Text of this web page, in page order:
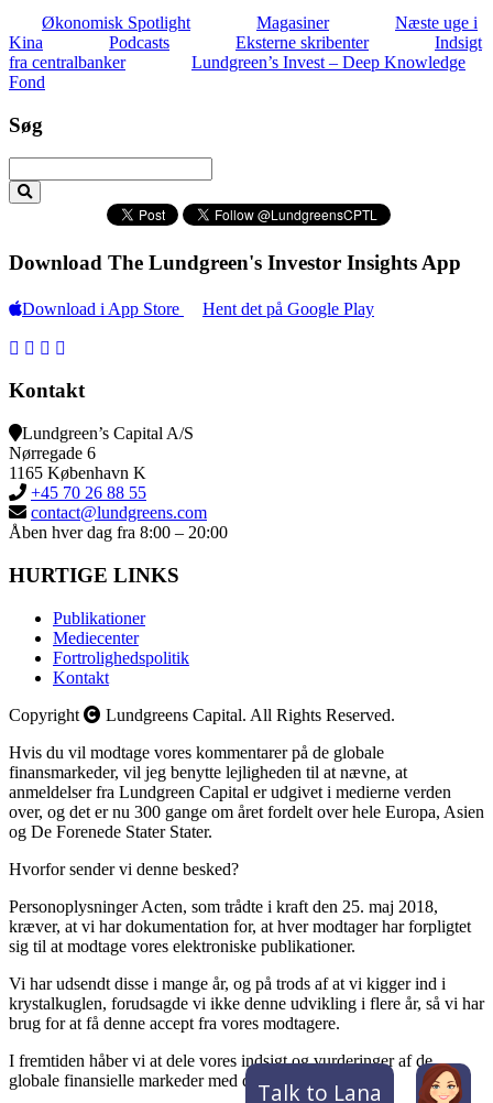
Talk to Lana
Økonomisk Spotlight Magasiner
Næste uge i
Kina
Podcasts Eksterne skribenter
Indsigt
fra centralbanker
Lundgreen’s Invest – Deep Knowledge
Fond
Søg
Download The Lundgreen's Investor Insights App
Download i App Store Hent det på Google Play
Kontakt
Lundgreen’s Capital A/S
Nørregade 6
1165 København K
+45 70 26 88 55
contact@lundgreens.com
Åben hver dag fra 8:00 – 20:00
HURTIGE LINKS
Publikationer
Mediecenter
Fortrolighedspolitik
Kontakt
Copyright
Lundgreens Capital. All Rights Reserved.
Hvis du vil modtage vores kommentarer på de globale
finansmarkeder, vil jeg benytte lejligheden til at nævne, at
anmeldelser fra Lundgreen Capital er udgivet i medierne verden
over, og det er nu 300 gange om året fordelt over hele Europa, Asien
og De Forenede Stater Stater.
Hvorfor sender vi denne besked?
Personoplysninger Acten, som trådte i kraft den 25. maj 2018,
kræver, at vi har dokumentation for, at hver modtager har forpligtet
sig til at modtage vores elektroniske publikationer.
Vi har udsendt disse i mange år, og på trods af at vi kigger ind i
krystalkuglen, forudsagde vi ikke denne udvikling i flere år, så vi har
brug for at få denne accept fra vores modtagere.
I fremtiden håber vi at dele vores indsigt og vurderinger af de
globale finansielle markeder med dig.